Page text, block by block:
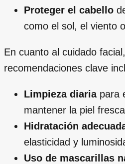
Proteger el cabello
como el sol, el viento
En cuanto al cuidado
recomendaciones clave
Limpieza diariapara
mantener la piel
Hidratación
elasticidad y
Uso de mascarillas